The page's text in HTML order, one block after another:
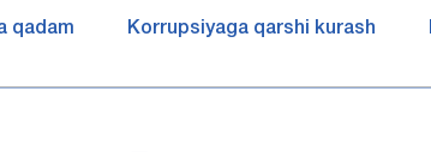
qadam Korrupsiyaga qarshi kurash